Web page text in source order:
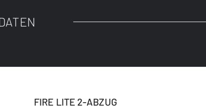
FIRE LITE 2-ABZUG